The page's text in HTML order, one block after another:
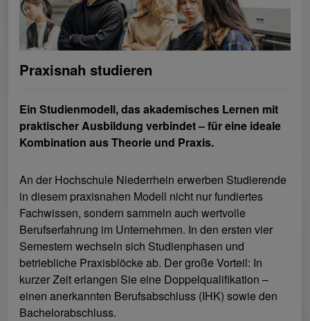
Praxisnah studieren
Ein Studienmodell, das akademisches Lernen mit
praktischer Ausbildung verbindet – für eine ideale
Kombination aus Theorie und Praxis.
An der Hochschule Niederrhein erwerben Studierende
in diesem praxisnahen Modell nicht nur fundiertes
Fachwissen, sondern sammeln auch wertvolle
Berufserfahrung im Unternehmen. In den ersten vier
Semestern wechseln sich Studienphasen und
betriebliche Praxisblöcke ab. Der große Vorteil: In
kurzer Zeit erlangen Sie eine Doppelqualifikation –
einen anerkannten Berufsabschluss (IHK) sowie den
Bachelorabschluss.